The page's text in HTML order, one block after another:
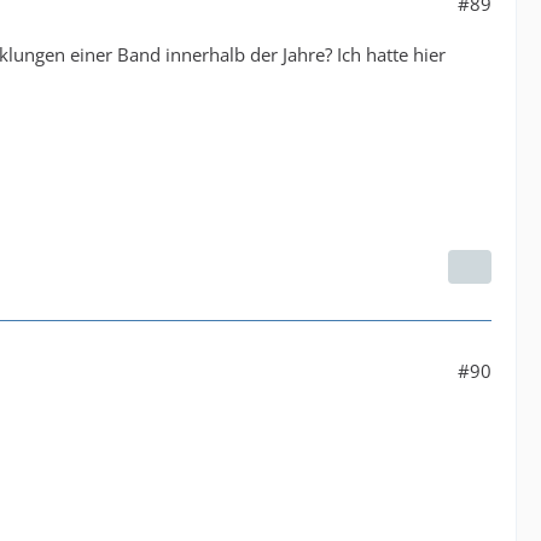
einer Band innerhalb der Jahre? Ich hatte hier
#90